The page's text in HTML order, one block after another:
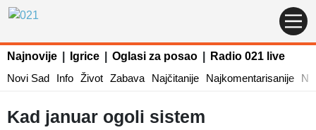
Najnovije Igrice Oglasi za posao
Radio 021 live
Novi Sad
Info Život Zabava Najčitanije Najkomentarisanije
Kad januar ogoli sistem